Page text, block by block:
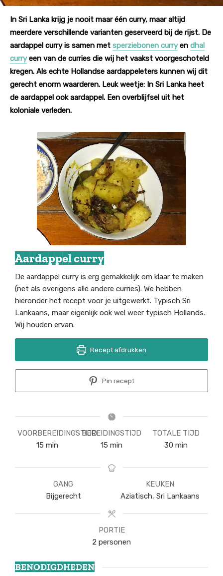
In Sri Lanka krijg je nooit maar één curry, maar altijd
meerdere verschillende varianten geserveerd bij de rijst. De
aardappel curry is samen met sperziebonen curryen dhal
curryeen van de curries die wij het vaakst voorgeschoteld
kregen. Als echte Hollandse aardappeleters kunnen wij dit
gerecht enorm waarderen. Leuk weetje: In Sri Lanka heet
de aardappel ook aardappel. Een overblijfsel uit het
koloniale verleden.
Aardappel curry
De aardappel curry is erg gemakkelijk om klaar te maken
(net als overigens alle andere curries). We hebben
hieronder het recept voor je uitgewerkt. Typisch Sri
Lankaans, maar eigenlijk ook wel weer typisch Hollands.
Wij houden ervan.
Recept afdrukken
Pin recept
VOORBEREIDINGSTIJD
15minuten
min
BEREIDINGSTIJD
15minuten
min
TOTALE TIJD
30minuten
min
GANG
Bijgerecht
KEUKEN
Aziatisch, Sri Lankaans
PORTIE
2 personen
BENODIGDHEDEN